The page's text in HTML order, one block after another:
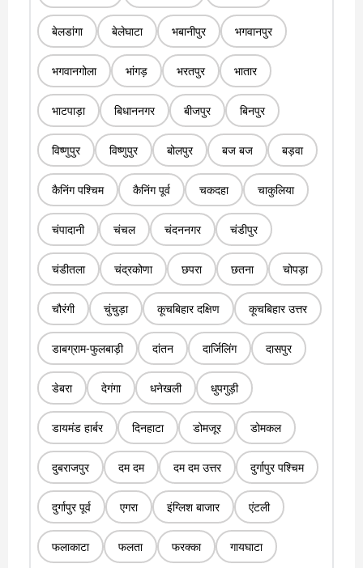
बेलडांगा बेलेघाटा भबानीपुर भगवानपुर
भगवानगोला भांगड़ भरतपुर भातार
भाटपाड़ा बिधाननगर बीजपुर बिनपुर
विष्णुपुर विष्णुपुर बोलपुर बज बज बड़वा
कैनिंग पश्चिम कैनिंग पूर्व चकदहा चाकुलिया
चंपादानी चंचल चंदननगर चंडीपुर
चंडीतला चंद्रकोणा छपरा छतना चोपड़ा
चौरंगी चुंचुड़ा कूचबिहार दक्षिण कूचबिहार उत्तर
डाबग्राम-फुलबाड़ी दांतन दार्जिलिंग दासपुर
डेबरा देगंगा धनेखली धुपगुड़ी
डायमंड हार्बर दिनहाटा डोमजूर डोमकल
दुबराजपुर दम दम दम दम उत्तर दुर्गापुर पश्चिम
दुर्गापुर पूर्व एगरा इंग्लिश बाजार एंटली
फलाकाटा फलता फरक्का गायघाटा